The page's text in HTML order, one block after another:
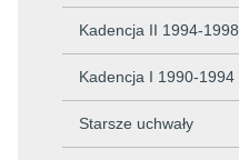
Kadencja II 1994-1998
Kadencja I 1990-1994
Starsze uchwały